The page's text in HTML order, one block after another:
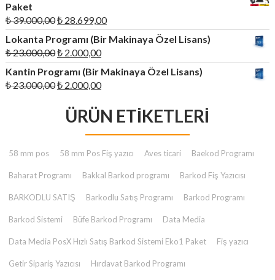
Paket
₺39.000,00Orijinal
fiyat:
₺ 39.000,00.
₺28.699,00Şu
andaki
fiyat:
₺ 28.699,00.
Lokanta Programı (Bir Makinaya Özel Lisans)
₺23.000,00Orijinal
fiyat:
₺ 23.000,00.
₺2.000,00Şu
andaki
fiyat:
₺ 2.000,00.
Kantin Programı (Bir Makinaya Özel Lisans)
₺23.000,00Orijinal
₺ 23.000,00.
₺2.000,00Şu
fiyat:
₺ 2.000,00.
ÜRÜN ETIKETLERI
58 mm pos 58 mm Pos Fiş yazıcı Aves ticari Baekod Programı
Baharat Programı Bakkal Barkod programı Barkod Fiş Yazıcısı
BARKODLU SATIŞ Barkodlu Satış Programı Barkod Programı
Barkod Sistemi Büfe Barkod Programı Data Media
Data Media PosX Hızlı Satış Barkod Sistemi Eko1 Paket Fiş yazıcı
Getir Sipariş Yazıcısı Hırdavat Barkod Programı